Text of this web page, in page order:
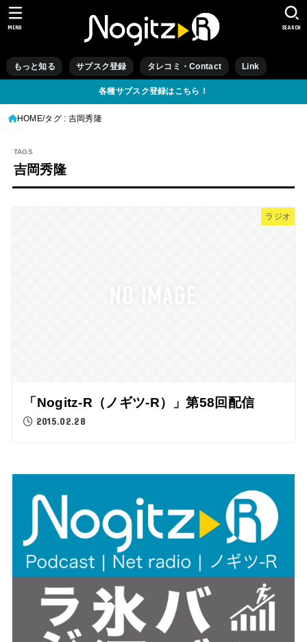
もっと知る サブスク登録 タレコミ・Contact Link
SEARCH
MENU
各種サブスク登録はこちら！
HOME タグ : 吉岡秀隆
吉岡秀隆
ラジオ
「Nogitz-R（ノギツ-R）」第58回配信
2015.02.28